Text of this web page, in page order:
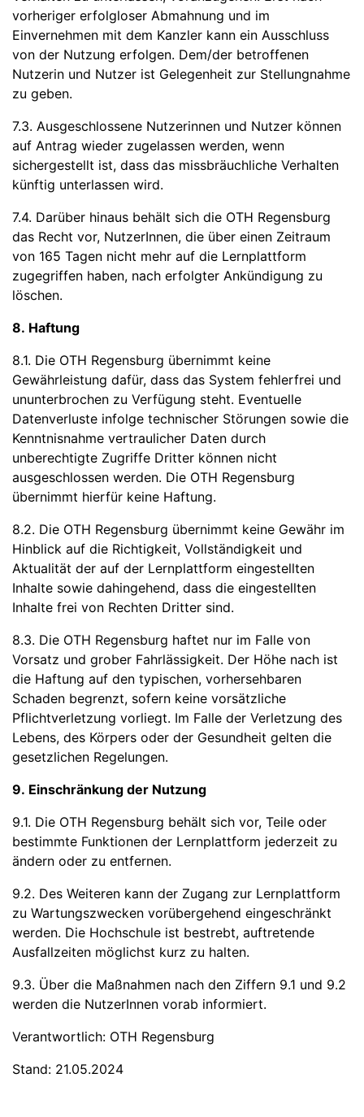
vorheriger erfolgloser Abmahnung und im
Einvernehmen mit dem Kanzler kann ein Ausschluss
von der Nutzung erfolgen. Dem/der betroffenen
Nutzerin und Nutzer ist Gelegenheit zur Stellungnahme
zu geben.
7.3. Ausgeschlossene Nutzerinnen und Nutzer können
auf Antrag wieder zugelassen werden, wenn
sichergestellt ist, dass das missbräuchliche Verhalten
künftig unterlassen wird.
7.4. Darüber hinaus behält sich die OTH Regensburg
das Recht vor, NutzerInnen, die über einen Zeitraum
von 165 Tagen nicht mehr auf die Lernplattform
zugegriffen haben, nach erfolgter Ankündigung zu
löschen.
8. Haftung
8.1. Die OTH Regensburg übernimmt keine
Gewährleistung dafür, dass das System fehlerfrei und
ununterbrochen zu Verfügung steht. Eventuelle
Datenverluste infolge technischer Störungen sowie die
Kenntnisnahme vertraulicher Daten durch
unberechtigte Zugriffe Dritter können nicht
ausgeschlossen werden. Die OTH Regensburg
übernimmt hierfür keine Haftung.
8.2. Die OTH Regensburg übernimmt keine Gewähr im
Hinblick auf die Richtigkeit, Vollständigkeit und
Aktualität der auf der Lernplattform eingestellten
Inhalte sowie dahingehend, dass die eingestellten
Inhalte frei von Rechten Dritter sind.
8.3. Die OTH Regensburg haftet nur im Falle von
Vorsatz und grober Fahrlässigkeit. Der Höhe nach ist
die Haftung auf den typischen, vorhersehbaren
Schaden begrenzt, sofern keine vorsätzliche
Pflichtverletzung vorliegt. Im Falle der Verletzung des
Lebens, des Körpers oder der Gesundheit gelten die
gesetzlichen Regelungen.
9. Einschränkung der Nutzung
9.1. Die OTH Regensburg behält sich vor, Teile oder
bestimmte Funktionen der Lernplattform jederzeit zu
ändern oder zu entfernen.
9.2. Des Weiteren kann der Zugang zur Lernplattform
zu Wartungszwecken vorübergehend eingeschränkt
werden. Die Hochschule ist bestrebt, auftretende
Ausfallzeiten möglichst kurz zu halten.
9.3. Über die Maßnahmen nach den Ziffern 9.1 und 9.2
werden die NutzerInnen vorab informiert.
Verantwortlich: OTH Regensburg
Stand: 21.05.2024